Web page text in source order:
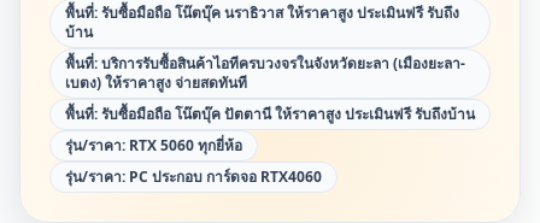
พื้นที่:รับซื้อมือถือ โน๊ตบุ๊ค นราธิวาส ให้ราคาสูง ประเมินฟรี รับถึง
บ้าน
พื้นที่:บริการรับซื้อสินค้าไอทีครบวงจรในจังหวัดยะลา (เมืองยะลา-
เบตง) ให้ราคาสูง จ่ายสดทันที
พื้นที่:รับซื้อมือถือ โน๊ตบุ๊ค ปัตตานี ให้ราคาสูง ประเมินฟรี รับถึงบ้าน
รุ่น/ราคา: RTX 5060 ทุกยี่ห้อ
รุ่น/ราคา: PC ประกอบ การ์ดจอ RTX4060